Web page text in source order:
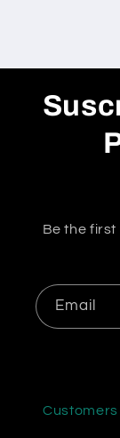
Be the
Email
Customers